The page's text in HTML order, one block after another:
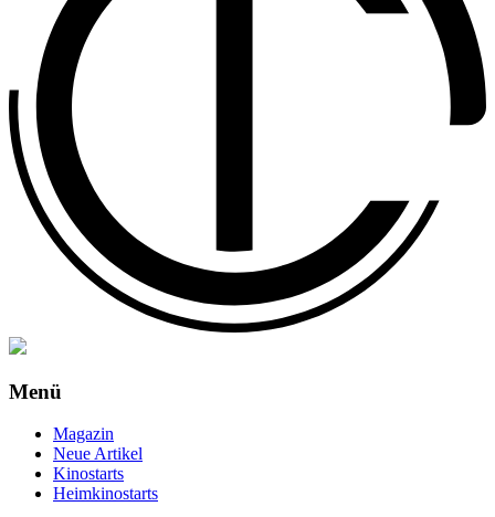
Menü
Magazin
Neue Artikel
Kinostarts
Heimkinostarts